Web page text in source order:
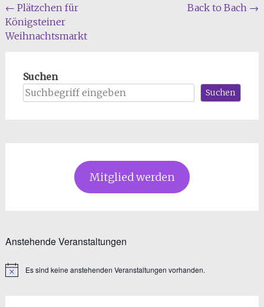
Beitragsnavigation
← Plätzchen für
Königsteiner
Weihnachtsmarkt
Back to Bach →
Suchen
Suchen
Mitglied werden
Anstehende Veranstaltungen
HinweisEs sind keine anstehenden Veranstaltungen vorhanden.